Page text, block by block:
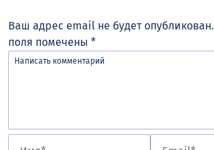
Ваш адрес email не будет опубликован.
поля помечены *